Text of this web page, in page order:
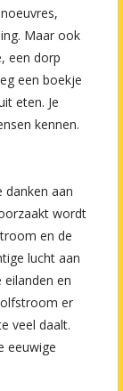
Maar ook
een dorp
een boekje
eten. Je
kennen.
aan
wordt
en de
lucht aan
en
er
veel daalt.
eeuwige